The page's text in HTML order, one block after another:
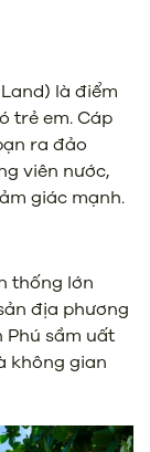
là điểm
trẻ em. Cáp
ra đảo
viên nước,
giác mạnh.
thống lớn
địa phương
Phú sầm uất
không gian